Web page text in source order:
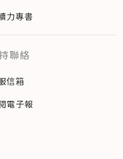
力專書
聯絡
信箱
電子報